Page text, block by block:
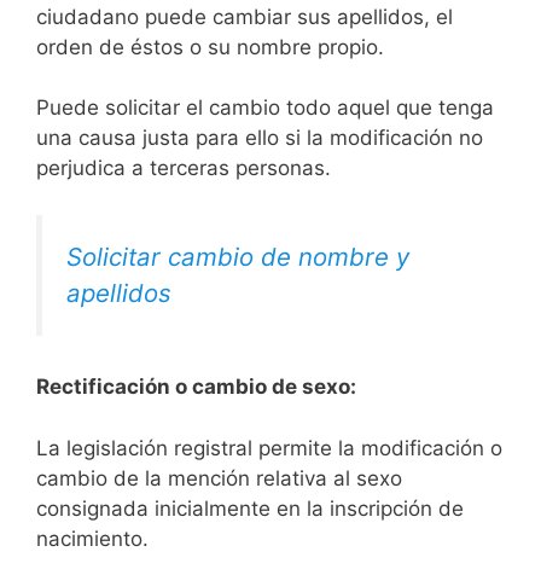
ciudadano puede cambiar sus apellidos, el
orden de éstos o su nombre propio.
Puede solicitar el cambio todo aquel que tenga
una causa justa para ello si la modificación no
perjudica a terceras personas.
Solicitar cambio de nombre y
apellidos
Rectificación o cambio de sexo:
La legislación registral permite la modificación o
cambio de la mención relativa al sexo
consignada inicialmente en la inscripción de
nacimiento.